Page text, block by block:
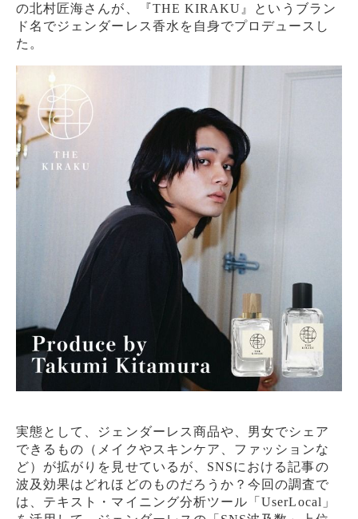
の北村匠海さんが、『THE KIRAKU』というブラン
ド名でジェンダーレス香水を自身でプロデュースし
た。
実態として、ジェンダーレス商品や、男女でシェア
できるもの（メイクやスキンケア、ファッションな
ど）が拡がりを見せているが、SNSにおける記事の
波及効果はどれほどのものだろうか？今回の調査で
は、テキスト・マイニング分析ツール「UserLocal」